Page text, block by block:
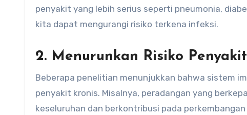
penyakit yang lebih serius seperti pneumonia,
kita dapat mengurangi risiko terkena infeksi.
2. Menurunkan Risiko
Beberapa penelitian menunjukkan bahwa sistem
penyakit kronis. Misalnya, peradangan yang
keseluruhan dan berkontribusi pada